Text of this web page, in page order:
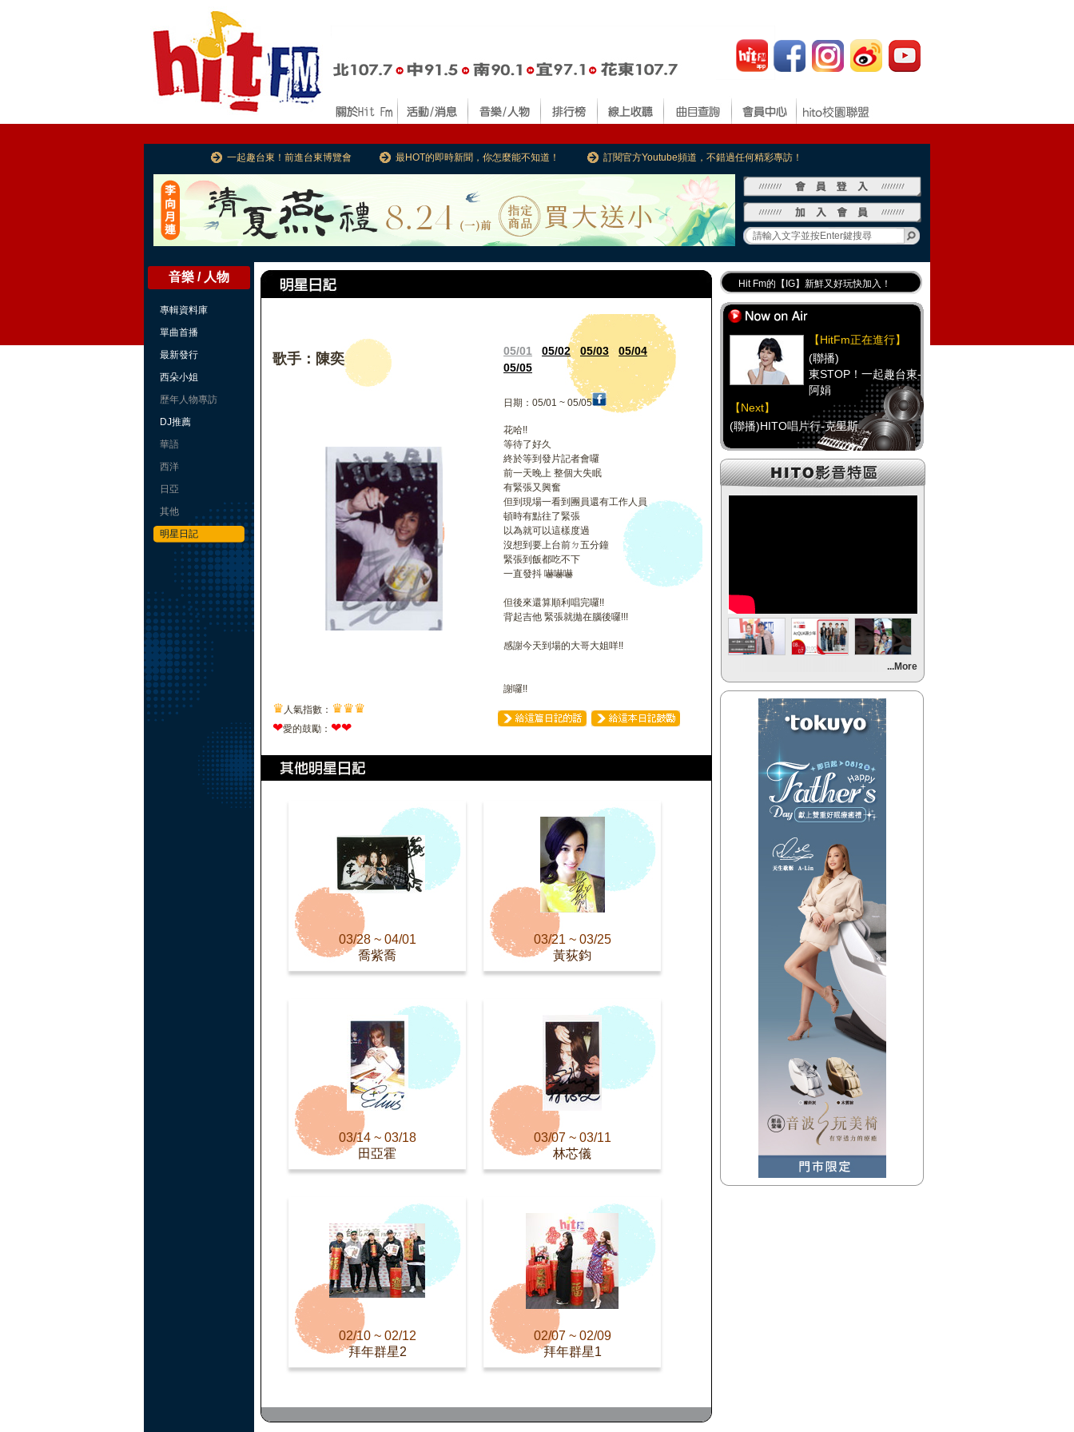
一起趣台東！前進台東博覽會 最HOT的即時新聞，你怎麼能不知道！ 訂閱官方Youtube頻道，不錯過任何精彩專訪！
音樂 / 人物
專輯資料庫
單曲首播
最新發行
西朵小姐
歷年人物專訪
DJ推薦
華語
西洋
日亞
其他
明星日記
歌手：陳奕 05/01 05/02 05/03
05/04
05/05
日期：05/01 ~ 05/05
花哈!!
等待了好久
終於等到發片記者會囉
前一天晚上 整個大失眠
有緊張又興奮
但到現場一看到團員還有工作人員
頓時有點往了緊張
以為就可以這樣度過
沒想到要上台前ㄉ五分鐘
緊張到飯都吃不下
一直發抖 嚇嚇嚇
但後來還算順利唱完囉!!
背起吉他 緊張就拋在腦後囉!!!
感謝今天到場的大哥大姐咩!!
謝囉!!
♛ 人氣指數： ♛♛♛
❤愛的鼓勵： ❤❤
03/28 ~ 04/01
喬紫喬
03/21 ~ 03/25
黃荻鈞
03/14 ~ 03/18
田亞霍
03/07 ~ 03/11
林芯儀
02/10 ~ 02/12
拜年群星2
02/07 ~ 02/09
拜年群星1
Hit Fm的【IG】新鮮又好玩快加入！
Hit Fm【FB臉書粉絲團】等你加入！
最專業《DJ推薦》好音樂千萬別錯過！
好康報報 最新優惠訊息都在這！
【HitFm正在進行】
(聯播)
東STOP！一起趣台東-
阿娟
【Next】
(聯播)HITO唱片行-克里斯
【HitFm正在進行】
(聯播)
(聯播)
東STOP！一起趣台東-
阿娟
(聯播)HITO唱片行-克里斯
【HitFm正在進行】
東STOP！一起趣台東-
阿娟
(聯播)HITO唱片行-克里斯
【HitFm正在進行】
(聯播)
東STOP！一起趣台東-
阿娟
(聯播)HITO唱片行-克里斯
...More